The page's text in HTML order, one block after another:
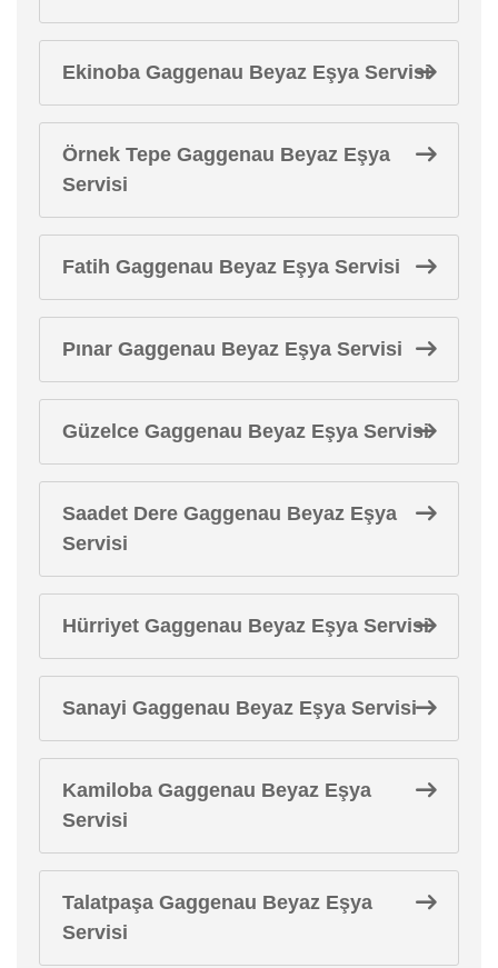
Ekinoba Gaggenau Beyaz Eşya Servisi
Örnek Tepe Gaggenau Beyaz Eşya
Servisi
Fatih Gaggenau Beyaz Eşya Servisi
Pınar Gaggenau Beyaz Eşya Servisi
Güzelce Gaggenau Beyaz Eşya Servisi
Saadet Dere Gaggenau Beyaz Eşya
Servisi
Hürriyet Gaggenau Beyaz Eşya Servisi
Sanayi Gaggenau Beyaz Eşya Servisi
Kamiloba Gaggenau Beyaz Eşya
Servisi
Talatpaşa Gaggenau Beyaz Eşya
Servisi